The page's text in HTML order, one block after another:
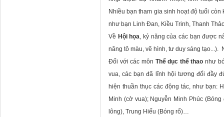
Nhiều bạn tham gia sinh hoạt độ tuổi
như bạn Linh Đan, Kiều Trinh, Thanh
Về Hội họa, kỷ năng của các bạn được
năng tô màu, vẽ hình, tư duy sáng
Đối với các môn Thể dục thể thao như
vua, các bạn đã lĩnh hội tương đối đầy
hiện thuần thục các động tác, như bạn:
Minh (cờ vua); Nguyễn Minh Phúc
lông), Trung Hiếu (Bóng rổ)…